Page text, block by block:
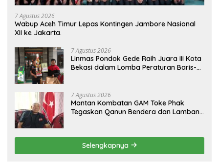
7 Agustus 2026
Wabup Aceh Timur Lepas Kontingen Jambore Nasional
XII ke Jakarta.
7 Agustus 2026
Linmas Pondok Gede Raih Juara III Kota
Bekasi dalam Lomba Peraturan Baris-
7 Agustus 2026
Mantan Kombatan GAM Toke Phak
Tegaskan Qanun Bendera dan Lambang
Selengkapnya